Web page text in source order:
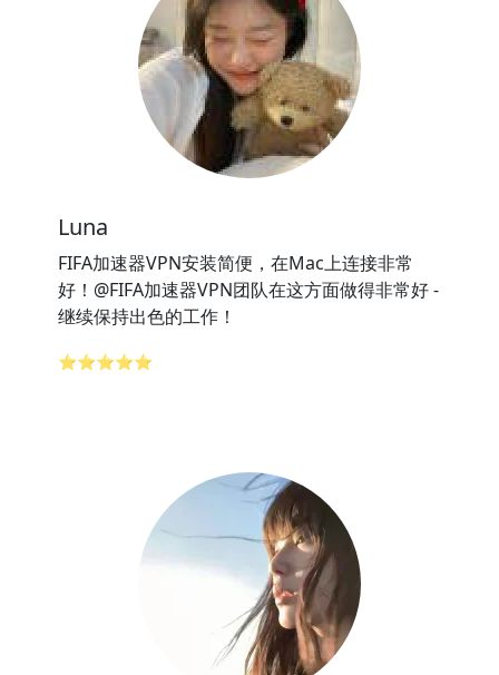
Luna
FIFA加速器VPN安装简便，在Mac上连接非常
好！@FIFA加速器VPN团队在这方面做得非常好 -
继续保持出色的工作！
⭐⭐⭐⭐⭐